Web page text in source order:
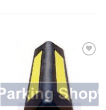
deseos